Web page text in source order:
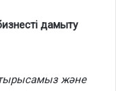
дамыту
тырысамыз және